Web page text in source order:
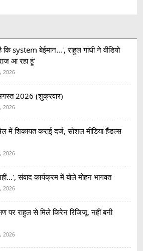
कि system बेईमान...', राहुल गांधी ने वीडियो
आ रहा हूं'
2026
2026 (शुक्रवार)
2026
में शिकायत कराई दर्ज, सोशल मीडिया हैंडल्स
2026
संवाद कार्यक्रम में बोले मोहन भागवत
2026
पर राहुल से मिले किरेन रिजिजू, नहीं बनी
2026